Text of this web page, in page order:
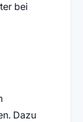
bei
Dazu